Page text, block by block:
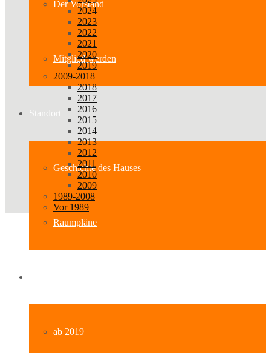
Der Vorstand
Mitglied werden
Standort
Geschichte des Hauses
Raumpläne
ab 2019
2024
2023
2022
2021
2020
2019
2009-2018
2018
2017
2016
2015
2014
2013
2012
2011
2010
2009
1989-2008
Vor 1989